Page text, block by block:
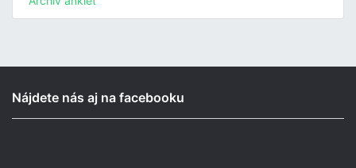
Nájdete nás aj na facebooku